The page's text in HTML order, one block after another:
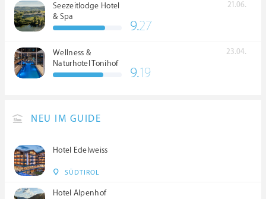
Seezeitlodge Hotel
& Spa
21.06.
9.27
Wellness &
Naturhotel Tonihof
****S
23.04.
9.19
NEU IM GUIDE
Hotel Edelweiss
SÜDTIROL
Hotel Alpenhof